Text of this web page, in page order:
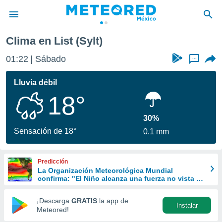
de
ha sido
para
que se
calidad.
a este
las
y
forma
digital
basada
Clima en List (Sylt)
01:22 Sábado ...
Lluvia débil
18°
Sensación de 18°
30%
0.1 mm
Predicción
La Organización Meteorológica Mundial
confirma: "El Niño alcanza una fuerza no vista en
¡Descarga GRATIS la app de
Meteored!
Instalar